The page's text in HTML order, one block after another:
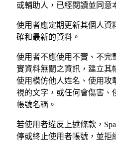
或輔助人，已經閱讀並同意
使用者應定期更新其個人資
確和最新的資料。
使用者不應使用不實、不完
實資料無關之資訊，建立其
使用模仿他人姓名、使用攻
視的文字，或任何會傷害、
帳號名稱。
若使用者違反上述條款，
停或終止使用者帳號，並拒